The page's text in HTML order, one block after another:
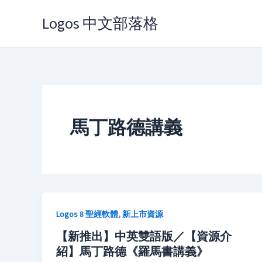
Logos 中文部落格
馬丁路德講義
Logos 8 聖經軟體,新上市資源
【新推出】中英雙語版／【資源介
紹】馬丁路德《羅馬書講義》